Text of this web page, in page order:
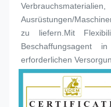
Ausrüstungen/
zu liefern.Mit
erforderlichen